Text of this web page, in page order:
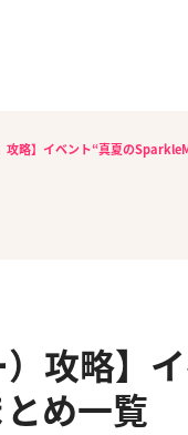
攻略】イベント“真夏の
）攻略】
め一覧